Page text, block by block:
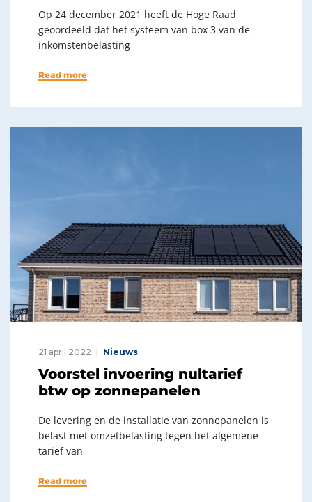
Op 24 december 2021 heeft de Hoge Raad
geoordeeld dat het systeem van box 3 van de
inkomstenbelasting
Read more
21 april 2022 Nieuws
Voorstel invoering nultarief
btw op zonnepanelen
De levering en de installatie van zonnepanelen is
belast met omzetbelasting tegen het algemene
tarief van
Read more